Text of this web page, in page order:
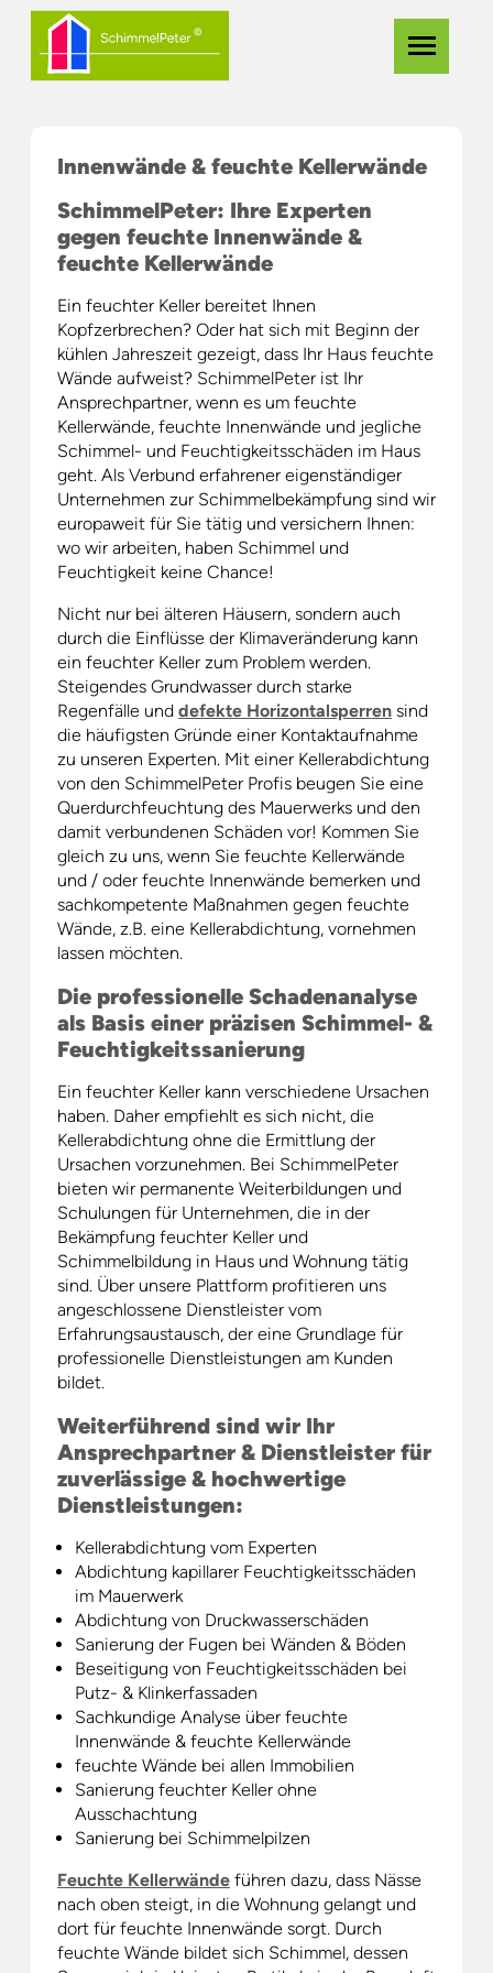
Zum
Hauptinhalt
springen
Navigation
Innenwände & feuchte Kellerwände
SchimmelPeter: Ihre Experten
gegen feuchte Innenwände &
feuchte Kellerwände
Ein feuchter Keller bereitet Ihnen
Kopfzerbrechen? Oder hat sich mit Beginn der
kühlen Jahreszeit gezeigt, dass Ihr Haus feuchte
Wände aufweist? SchimmelPeter ist Ihr
Ansprechpartner, wenn es um feuchte
Kellerwände, feuchte Innenwände und jegliche
Schimmel- und Feuchtigkeitsschäden im Haus
geht. Als Verbund erfahrener eigenständiger
Unternehmen zur Schimmelbekämpfung sind wir
europaweit für Sie tätig und versichern Ihnen:
wo wir arbeiten, haben Schimmel und
Feuchtigkeit keine Chance!
Nicht nur bei älteren Häusern, sondern auch
durch die Einflüsse der Klimaveränderung kann
ein feuchter Keller zum Problem werden.
Steigendes Grundwasser durch starke
Regenfälle und defekte Horizontalsperrensind
die häufigsten Gründe einer Kontaktaufnahme
zu unseren Experten. Mit einer Kellerabdichtung
von den SchimmelPeter Profis beugen Sie eine
Querdurchfeuchtung des Mauerwerks und den
damit verbundenen Schäden vor! Kommen Sie
gleich zu uns, wenn Sie feuchte Kellerwände
und / oder feuchte Innenwände bemerken und
sachkompetente Maßnahmen gegen feuchte
Wände, z.B. eine Kellerabdichtung, vornehmen
lassen möchten.
Die professionelle Schadenanalyse
als Basis einer präzisen Schimmel- &
Feuchtigkeitssanierung
Ein feuchter Keller kann verschiedene Ursachen
haben. Daher empfiehlt es sich nicht, die
Kellerabdichtung ohne die Ermittlung der
Ursachen vorzunehmen. Bei SchimmelPeter
bieten wir permanente Weiterbildungen und
Schulungen für Unternehmen, die in der
Bekämpfung feuchter Keller und
Schimmelbildung in Haus und Wohnung tätig
sind. Über unsere Plattform profitieren uns
angeschlossene Dienstleister vom
Erfahrungsaustausch, der eine Grundlage für
professionelle Dienstleistungen am Kunden
bildet.
Weiterführend sind wir Ihr
Ansprechpartner & Dienstleister für
zuverlässige & hochwertige
Dienstleistungen:
Kellerabdichtung vom Experten
Abdichtung kapillarer Feuchtigkeitsschäden
im Mauerwerk
Abdichtung von Druckwasserschäden
Sanierung der Fugen bei Wänden & Böden
Beseitigung von Feuchtigkeitsschäden bei
Putz- & Klinkerfassaden
Sachkundige Analyse über feuchte
Innenwände & feuchte Kellerwände
feuchte Wände bei allen Immobilien
Sanierung feuchter Keller ohne
Ausschachtung
Sanierung bei Schimmelpilzen
Feuchte Kellerwändeführen dazu, dass Nässe
nach oben steigt, in die Wohnung gelangt und
dort für feuchte Innenwände sorgt. Durch
feuchte Wände bildet sich Schimmel, dessen